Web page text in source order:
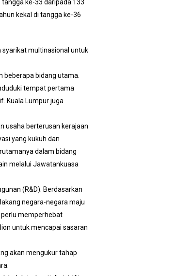
ke-33 daripada 133
kekal di tangga ke-36
syarikat multinasional untuk
beberapa bidang utama.
tempat pertama
Kuala Lumpur juga
usaha berterusan kerajaan
yang kukuh dan
dalam bidang
melalui Jawatankuasa
(R&D). Berdasarkan
negara-negara maju
perlu memperhebat
untuk mencapai sasaran
akan mengukur tahap